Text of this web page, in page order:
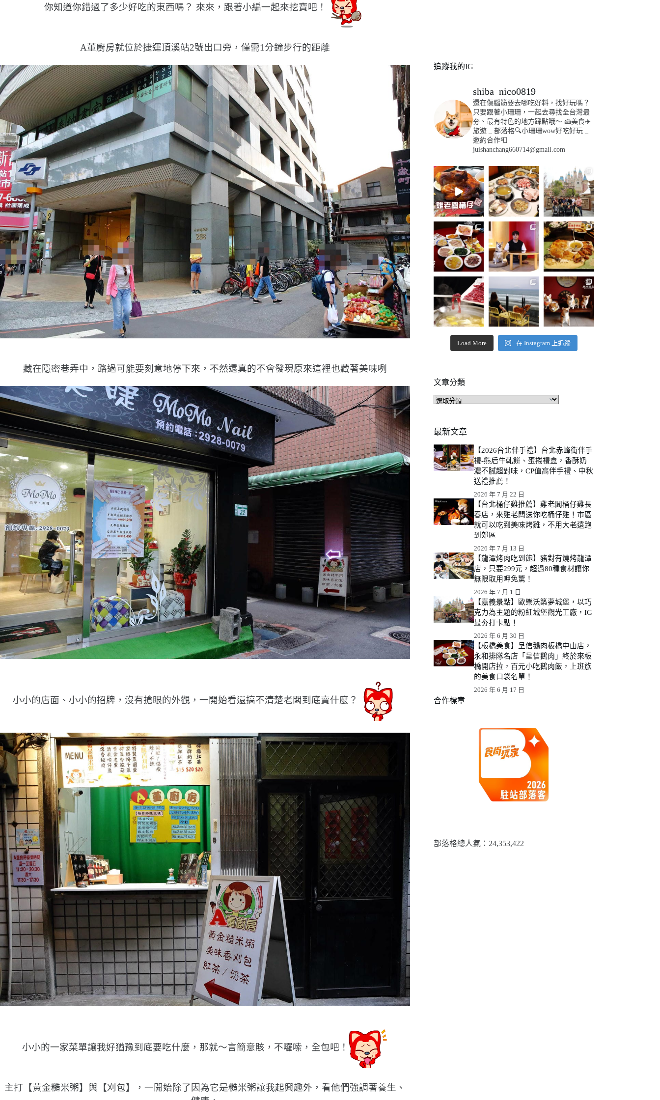
你知道你錯過了多少好吃的東西嗎？ 來來，跟著小編一起來挖寶吧！
A董廚房就位於捷運頂溪站2號出口旁，僅需1分鐘步行的距離
藏在隱密巷弄中，路過可能要刻意地停下來，不然還真的不會發現原來這裡也藏著美味咧
小小的店面、小小的招牌，沒有搶眼的外觀，一開始看還搞不清楚老闆到底賣什麼？
小小的一家菜單讓我好猶豫到底要吃什麼，那就〜言簡意賅，不囉嗦，全包吧！
主打【黃金糙米粥】與【刈包】，一開始除了因為它是糙米粥讓我起興趣外，看他們強調著養生、
追蹤我的IG
shiba_nico0819
還在傷腦筋要去哪吃好料，找好玩嗎？
只要跟著小珊珊，一起去尋找全台灣最
夯、最有特色的地方踩點哦～ 🍰美食✈️
旅遊
部落格🔍小珊珊wow好吃好玩
邀約合作📮
juishanchang660714@gmail.com
Load More 在 Instagram 上追蹤
文章分類
文
類
最新文章
【2026台北伴手禮】台北赤峰街伴手
禮-熊后牛軋餅、蛋捲禮盒，香酥奶
濃不膩超對味，CP值高伴手禮、中秋
送禮推薦！
2026 年 7 月 22 日
【台北桶仔雞推薦】雞老闆桶仔雞長
春店，來雞老闆送你吃桶仔雞！市區
就可以吃到美味烤雞，不用大老遠跑
到郊區
2026 年 7 月 13 日
【龍潭烤肉吃到飽】豬對有燒烤龍潭
店，只要299元，超過80種食材讓你
無限取用呷免驚！
2026 年 7 月 1 日
【嘉義景點】歐樂沃築夢城堡，以巧
克力為主題的粉紅城堡觀光工廠，IG
最夯打卡點！
2026 年 6 月 30 日
【板橋美食】呈信鵝肉板橋中山店，
永和排隊名店「呈信鵝肉」終於來板
橋開店拉，百元小吃鵝肉飯，上班族
的美食口袋名單！
2026 年 6 月 17 日
合作標章
部落格總人氣：​24,353,422